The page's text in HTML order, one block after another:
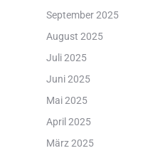
September 2025
August 2025
Juli 2025
Juni 2025
Mai 2025
April 2025
März 2025